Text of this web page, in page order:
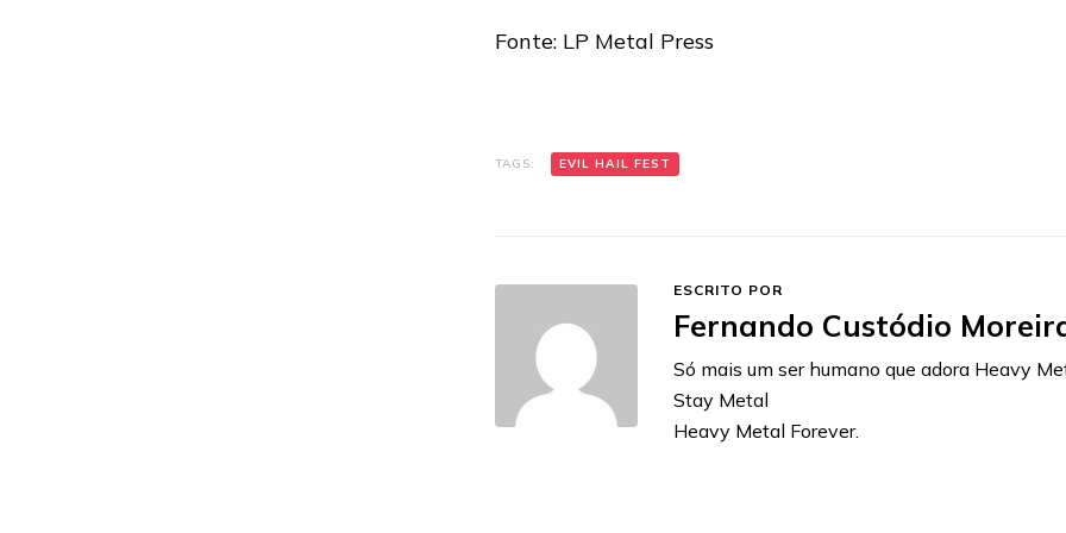
Fonte: LP Metal Press
TAGS: EVIL HAIL FEST
ESCRITO POR
Fernando Custódio
Só mais um ser humano que adora Heavy
Stay Metal
Heavy Metal Forever.